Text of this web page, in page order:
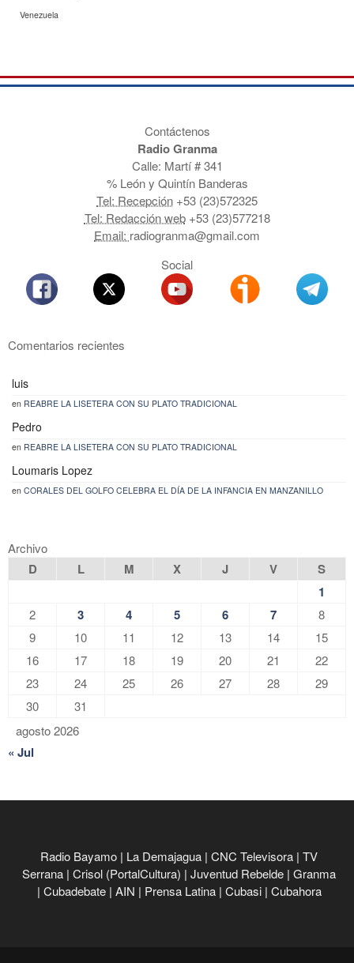
Venezuela
Contáctenos
Radio Granma
Calle: Martí # 341
% León y Quintín Banderas
Tel: Recepción +53 (23)572325
Tel: Redacción web+53 (23)577218
Email: radiogranma@gmail.com
Social
Comentarios recientes
luis
en REABRE LA LISETERA CON SU PLATO TRADICIONAL
Pedro
en REABRE LA LISETERA CON SU PLATO TRADICIONAL
Loumaris Lopez
en CORALES DEL GOLFO CELEBRA EL DÍA DE LA INFANCIA EN MANZANILLO
Archivo
agosto 2026
D L M X J V
S
1
2 3 4 5 6 7
8
9
10 11 12 13 14
15
16
17 18 19 20 21
22
23
24 25 26 27 28
29
30
31
« Jul
Radio Bayamo | La Demajagua | CNC Televisora | TV
Serrana | Crisol (PortalCultura) | Juventud Rebelde | Granma
| Cubadebate | AIN | Prensa Latina | Cubasi | Cubahora